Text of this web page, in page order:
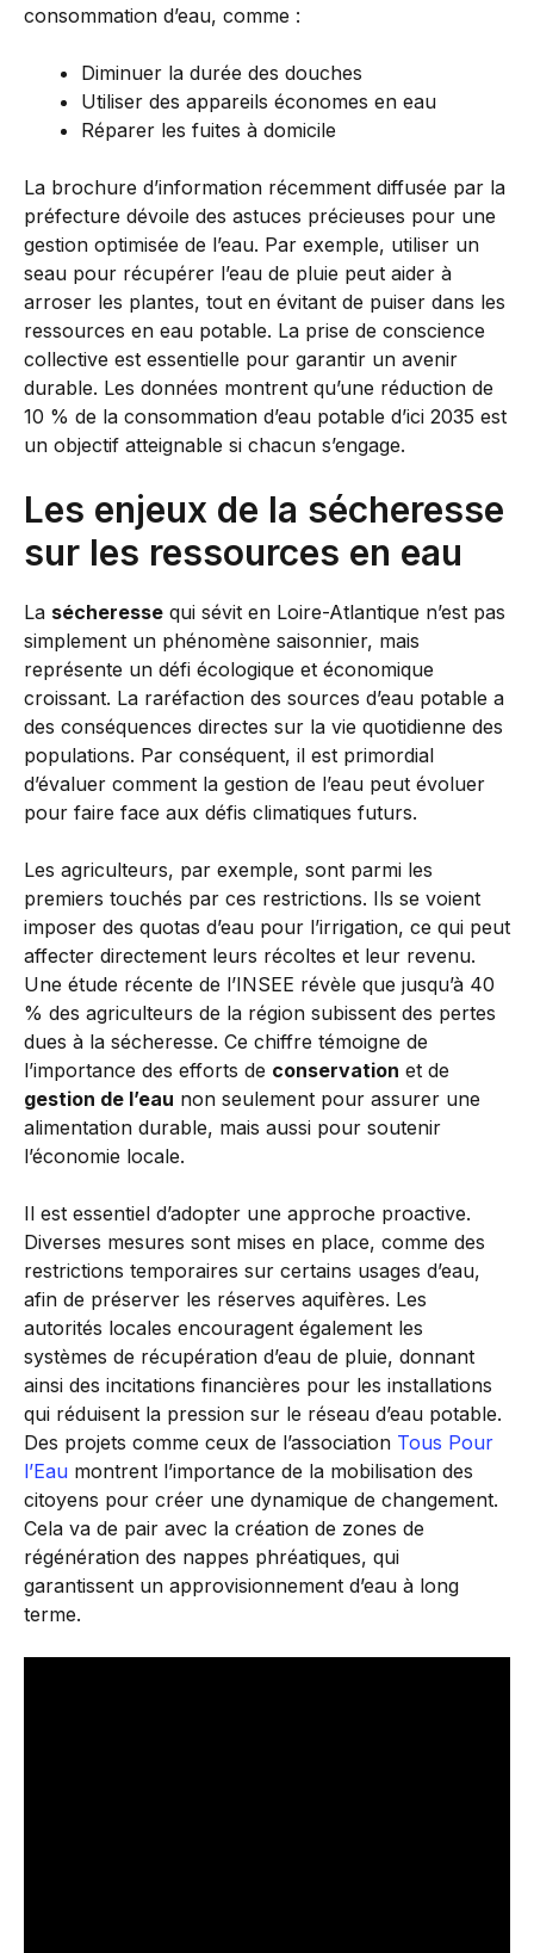
consommation d’eau, comme :
Diminuer la durée des douches
Utiliser des appareils économes en eau
Réparer les fuites à domicile
La brochure d’information récemment diffusée par la
préfecture dévoile des astuces précieuses pour une
gestion optimisée de l’eau. Par exemple, utiliser un
seau pour récupérer l’eau de pluie peut aider à
arroser les plantes, tout en évitant de puiser dans les
ressources en eau potable. La prise de conscience
collective est essentielle pour garantir un avenir
durable. Les données montrent qu’une réduction de
10 % de la consommation d’eau potable d’ici 2035 est
un objectif atteignable si chacun s’engage.
Les enjeux de la sécheresse
sur les ressources en eau
La sécheresse qui sévit en Loire-Atlantique n’est pas
simplement un phénomène saisonnier, mais
représente un défi écologique et économique
croissant. La raréfaction des sources d’eau potable a
des conséquences directes sur la vie quotidienne des
populations. Par conséquent, il est primordial
d’évaluer comment la gestion de l’eau peut évoluer
pour faire face aux défis climatiques futurs.
Les agriculteurs, par exemple, sont parmi les
premiers touchés par ces restrictions. Ils se voient
imposer des quotas d’eau pour l’irrigation, ce qui peut
affecter directement leurs récoltes et leur revenu.
Une étude récente de l’INSEE révèle que jusqu’à 40
% des agriculteurs de la région subissent des pertes
dues à la sécheresse. Ce chiffre témoigne de
l’importance des efforts de conservation et de
gestion de l’eau non seulement pour assurer une
alimentation durable, mais aussi pour soutenir
l’économie locale.
Il est essentiel d’adopter une approche proactive.
Diverses mesures sont mises en place, comme des
restrictions temporaires sur certains usages d’eau,
afin de préserver les réserves aquifères. Les
autorités locales encouragent également les
systèmes de récupération d’eau de pluie, donnant
ainsi des incitations financières pour les installations
qui réduisent la pression sur le réseau d’eau potable.
Des projets comme ceux de l’association Tous Pour
l’Eau montrent l’importance de la mobilisation des
citoyens pour créer une dynamique de changement.
Cela va de pair avec la création de zones de
régénération des nappes phréatiques, qui
garantissent un approvisionnement d’eau à long
terme.